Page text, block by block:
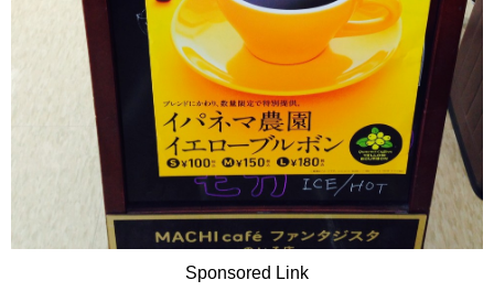
Sponsored Link